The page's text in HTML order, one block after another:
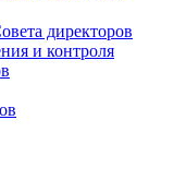
директоров
и контроля